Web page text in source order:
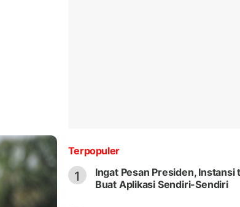
Terpopuler
1
Ingat Pesan Presiden, Instansi
Buat Aplikasi Sendiri-Sendiri